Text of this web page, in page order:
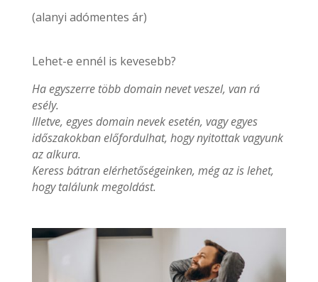
(alanyi adómentes ár)
Lehet-e ennél is kevesebb?
Ha egyszerre több domain nevet veszel, van rá
esély.
Illetve, egyes domain nevek esetén, vagy egyes
időszakokban előfordulhat, hogy nyitottak vagyunk
az alkura.
Keress bátran elérhetőségeinken, még az is lehet,
hogy találunk megoldást.